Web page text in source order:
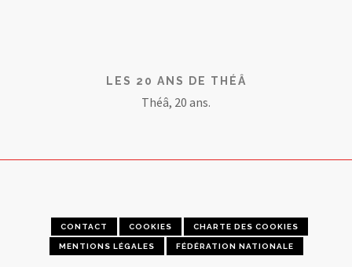
LES 20 ANS DE THÉÂ
Théâ, 20 ans.
CONTACT COOKIES CHARTE DES COOKIES
MENTIONS LÉGALES FÉDÉRATION NATIONALE